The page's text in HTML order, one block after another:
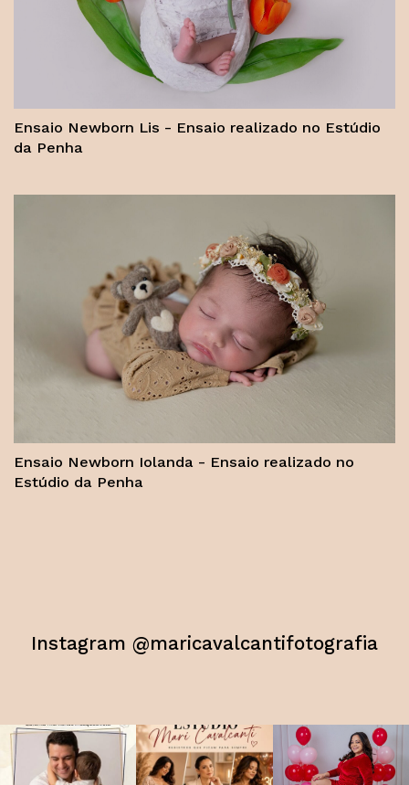
Ensaio Newborn Lis - Ensaio realizado no Estúdio
da Penha
Ensaio Newborn Iolanda - Ensaio realizado no
Estúdio da Penha
Instagram @maricavalcantifotografia